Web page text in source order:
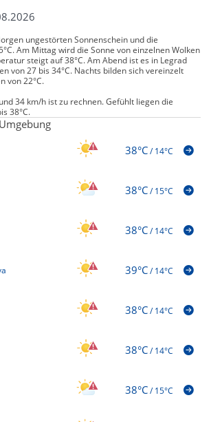
ungestörten Sonnenschein und die
Am Mittag wird die Sonne von einzelnen Wolken
steigt auf 38°C. Am Abend ist es in Legrad
von 27 bis 34°C. Nachts bilden sich vereinzelt
von 22°C.
34 km/h ist zu rechnen. Gefühlt liegen die
38°C.
38°C/14°C
38°C/15°C
38°C/14°C
39°C/14°C
38°C/14°C
38°C/14°C
38°C/15°C